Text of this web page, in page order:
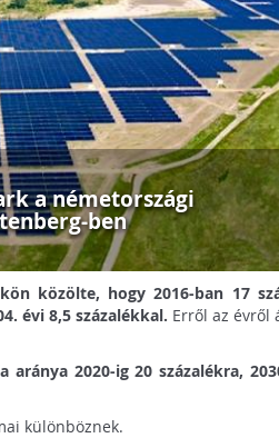
a németországi
ben
közölte, hogy 2016-ban 17
évi 8,5 százalékkal. Erről az évről
2020-ig 20 százalékra,
különböznek.